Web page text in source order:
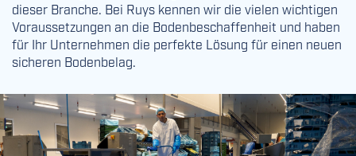
dieser Branche. Bei Ruys kennen wir die vielen wichtigen
Voraussetzungen an die Bodenbeschaffenheit und haben
für Ihr Unternehmen die perfekte Lösung für einen neuen
sicheren Bodenbelag.